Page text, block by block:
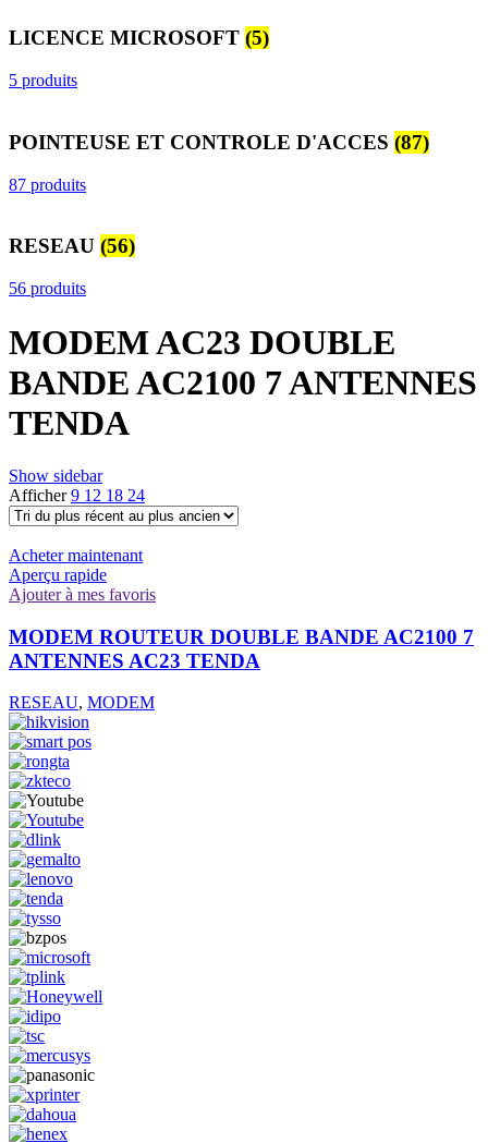
LICENCE MICROSOFT (5)
5 produits
POINTEUSE ET CONTROLE D'ACCES (87)
87 produits
RESEAU (56)
56 produits
MODEM AC23 DOUBLE
BANDE AC2100 7 ANTENNES
TENDA
Show sidebar
Afficher9 12 18 24
Acheter maintenant
Aperçu rapide
Ajouter à mes favoris
MODEM ROUTEUR DOUBLE BANDE AC2100 7
ANTENNES AC23 TENDA
RESEAU, MODEM